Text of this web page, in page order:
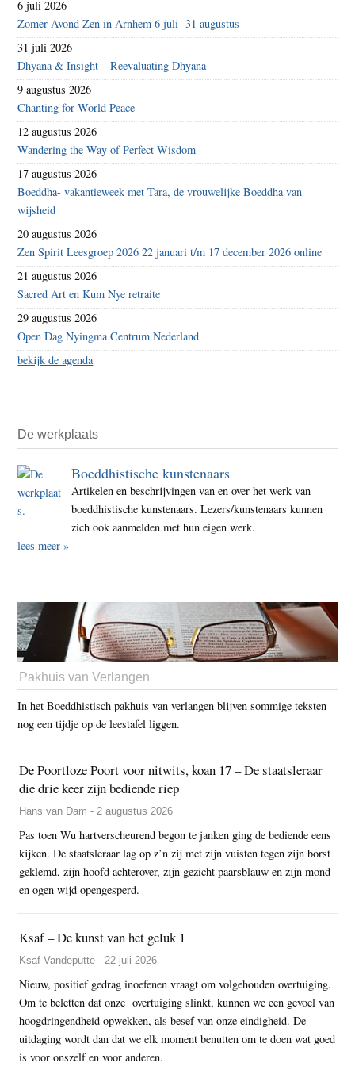
6 juli 2026
Zomer Avond Zen in Arnhem 6 juli -31 augustus
31 juli 2026
Dhyana & Insight – Reevaluating Dhyana
9 augustus 2026
Chanting for World Peace
12 augustus 2026
Wandering the Way of Perfect Wisdom
17 augustus 2026
Boeddha- vakantieweek met Tara, de vrouwelijke Boeddha van
wijsheid
20 augustus 2026
Zen Spirit Leesgroep 2026 22 januari t/m 17 december 2026 online
21 augustus 2026
Sacred Art en Kum Nye retraite
29 augustus 2026
Open Dag Nyingma Centrum Nederland
bekijk de agenda
De werkplaats
Boeddhistische kunstenaars
Artikelen en beschrijvingen van en over het werk van
boeddhistische kunstenaars. Lezers/kunstenaars kunnen
zich ook aanmelden met hun eigen werk.
lees meer »
Pakhuis van Verlangen
In het Boeddhistisch pakhuis van verlangen blijven sommige teksten
nog een tijdje op de leestafel liggen.
De Poortloze Poort voor nitwits, koan 17 – De staatsleraar
die drie keer zijn bediende riep
Hans van Dam - 2 augustus 2026
Pas toen Wu hartverscheurend begon te janken ging de bediende eens
kijken. De staatsleraar lag op z’n zij met zijn vuisten tegen zijn borst
geklemd, zijn hoofd achterover, zijn gezicht paarsblauw en zijn mond
en ogen wijd opengesperd.
Ksaf – De kunst van het geluk 1
Ksaf Vandeputte - 22 juli 2026
Nieuw, positief gedrag inoefenen vraagt om volgehouden overtuiging.
Om te beletten dat onze overtuiging slinkt, kunnen we een gevoel van
hoogdringendheid opwekken, als besef van onze eindigheid. De
uitdaging wordt dan dat we elk moment benutten om te doen wat goed
is voor onszelf en voor anderen.